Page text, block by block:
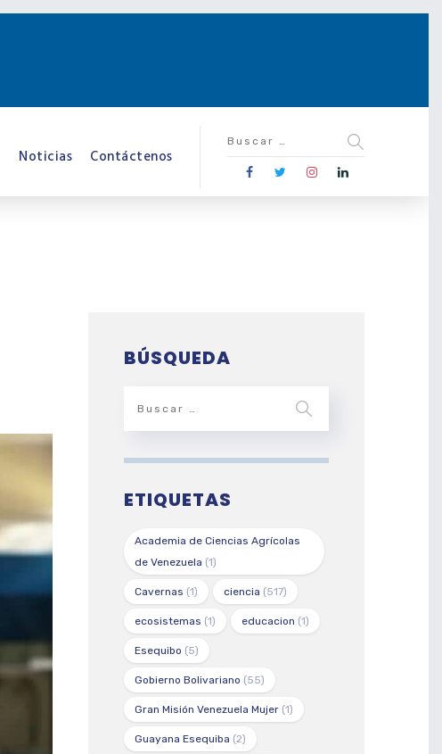
Noticias Contáctenos
BÚSQUEDA
ETIQUETAS
Academia de Ciencias Agrícolas
de Venezuela (1)
Cavernas (1) ciencia (517)
ecosistemas (1) educacion (1)
Esequibo (5)
Gobierno Bolivariano (55)
Gran Misión Venezuela Mujer (1)
Guayana Esequiba (2)